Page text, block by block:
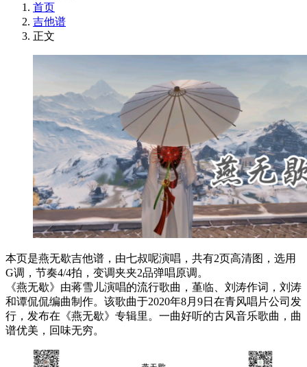
首页
吉他谱
正文
本页是燕无歇吉他谱，由七叔呢演唱，共有2页高清图，选用
G调，节奏4/4拍，变调夹夹2品弹唱原调。
《燕无歇》由蒋雪儿演唱的流行歌曲，堇临、刘涛作词，刘涛
和谭侃侃编曲制作。该歌曲于2020年8月9日在青风唱片公司发
行，发布在《燕无歇》专辑里。一曲好听的古风音乐歌曲，曲
谱优美，回味无穷。